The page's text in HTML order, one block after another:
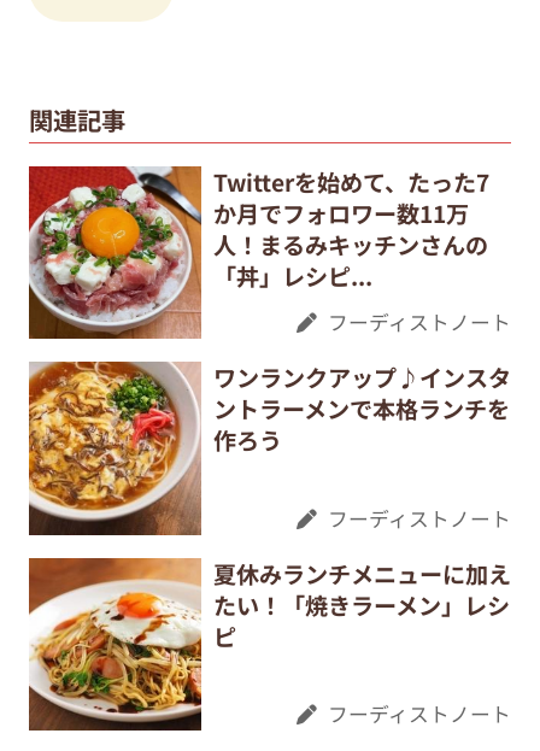
関連記事
Twitterを始めて、たった7
か月でフォロワー数11万
人！まるみキッチンさんの
「丼」レシピ...
フーディストノート
ワンランクアップ♪インスタ
ントラーメンで本格ランチを
作ろう
フーディストノート
夏休みランチメニューに加え
たい！「焼きラーメン」レシ
ピ
フーディストノート